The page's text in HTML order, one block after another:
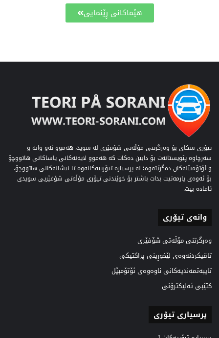
هێماکانی ڕێنمایی
تیۆری سکای بۆ وەرگرتنی مۆڵەتی شۆفێری لە سوید، هەموو ئەو وانە و
سەرچاوە پێویستانەت بۆ دابین دەکات کە هەموو لایەنەکانی یاساکانی هاتووچۆ
و ئۆتۆمبێلەکان دەگرێتەوە؛ لە پرسیارە تیۆرییەکانەوە تا نیشانەکانی هاتووچۆ،
بۆ ئەوەی یارمەتیت بدات باشتر بۆ خوێندنی تیۆری مۆڵەتی شۆفێریی سویدی
ئامادە بیت.
وانەی تیۆری
وەرگرتنی مۆڵەتی شۆفێری
تاقیکردنەوەی لێخوڕینی پراکتیکی
تایبەتمەندیەکانی ناوەوەی ئۆتۆمبێل
کتێبی ئەلیکترۆنی
پرسیاری تیۆری